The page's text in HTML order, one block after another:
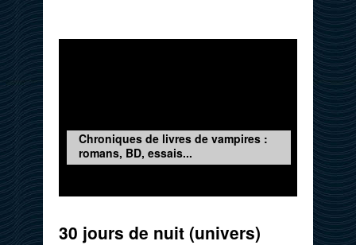
Chroniques de livres de vampires :
romans, BD, essais...
30 jours de nuit (univers)